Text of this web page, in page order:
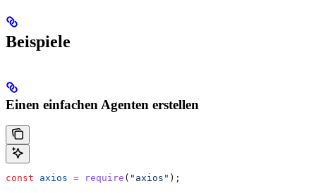
Beispiele
Einen einfachen Agenten erstellen
const axios = require ( "axios" );